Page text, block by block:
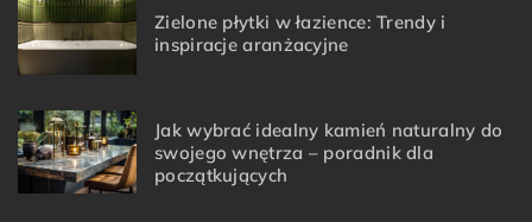
Zielone płytki w łazience: Trendy i
inspiracje aranżacyjne
Jak wybrać idealny kamień naturalny do
swojego wnętrza – poradnik dla
początkujących